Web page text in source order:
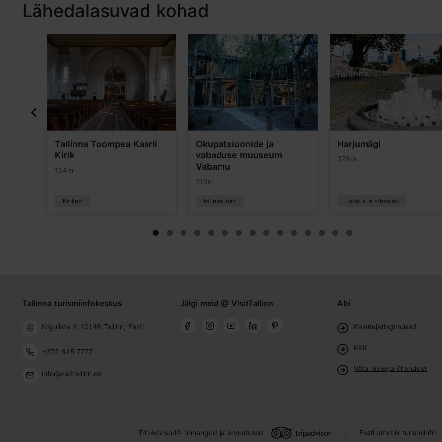
Lähedalasuvad kohad
Tallinna Toompea Kaarli
Kirik
154m
Kirikud
Okupatsioonide ja
vabaduse muuseum
Vabamu
219m
Muuseumid
Harjumägi
378m
Loodus ja rohealad
Tallinna turismiinfokeskus
Niguliste 2, 10146 Tallinn, Eesti
+372 645 7777
info@visittallinn.ee
Jälgi meid @ VisitTallinn Abi
Kasutajatingimused
KKK
Võta meiega ühendust
TripAdvisori® hinnangud ja arvustused Eesti ametlik turismiinfo